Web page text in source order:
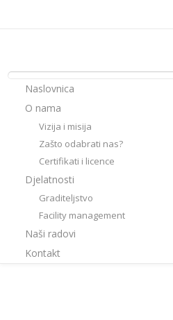
Naslovnica
O nama
Vizija i misija
Zašto odabrati nas?
Certifikati i licence
Djelatnosti
Graditeljstvo
Facility management
Naši radovi
Kontakt